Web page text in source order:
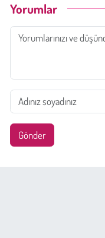
Yorumlar
Gönder